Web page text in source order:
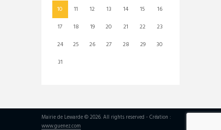
10
11 12 13 14 15
16
17
18 19 20 21 22
23
24
25 26 27 28 29
30
31
Mairie de Lewarde © 2026. All rights reserved - Création :
www.guenez.com